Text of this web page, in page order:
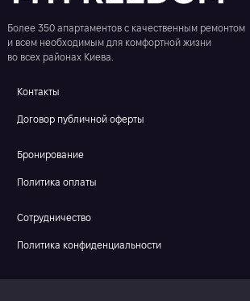
Более 350 апартаментов с качественным ремонтом
и всем необходимым для комфортной жизни
во всех районах Киева.
Контакты
Договор публичной оферты
Бронирование
Политика оплаты
Сотрудничество
Политика конфиденциальности